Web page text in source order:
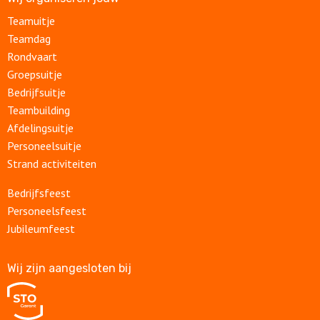
Teamuitje
Teamdag
Rondvaart
Groepsuitje
Bedrijfsuitje
Teambuilding
Afdelingsuitje
Personeelsuitje
Strand activiteiten
Bedrijfsfeest
Personeelsfeest
Jubileumfeest
Wij zijn aangesloten bij